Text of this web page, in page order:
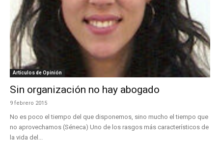
Artículos de Opinión
Sin organización no hay abogado
9 febrero 2015
No es poco el tiempo del que disponemos, sino mucho el tiempo que
no aprovechamos (Séneca) Uno de los rasgos más característicos de
la vida del...